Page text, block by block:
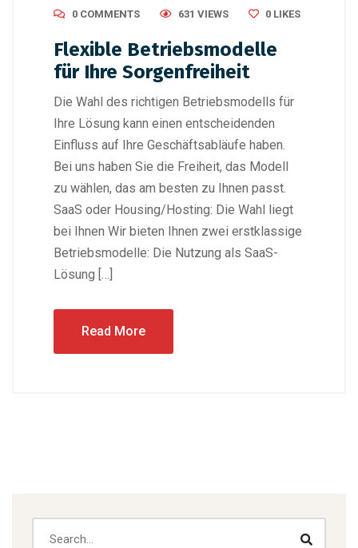
0 COMMENTS
631 VIEWS 0 LIKES
Flexible Betriebsmodelle
für Ihre Sorgenfreiheit
Die Wahl des richtigen Betriebsmodells für
Ihre Lösung kann einen entscheidenden
Einfluss auf Ihre Geschäftsabläufe haben.
Bei uns haben Sie die Freiheit, das Modell
zu wählen, das am besten zu Ihnen passt.
SaaS oder Housing/Hosting: Die Wahl liegt
bei Ihnen Wir bieten Ihnen zwei erstklassige
Betriebsmodelle: Die Nutzung als SaaS-
Lösung […]
Read More